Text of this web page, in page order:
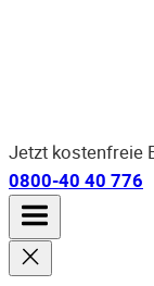
Jetzt kostenfreie
0800-40 40 776